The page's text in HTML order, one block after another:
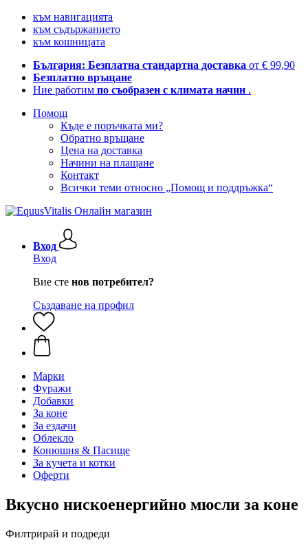
към навигацията
към съдържанието
към кошницата
България: Безплатна стандартна доставка от € 99,90
Безплатно връщане
Ние работим по съобразен с климата начин .
Помощ
Къде е поръчката ми?
Обратно връщане
Цена на доставка
Начини на плащане
Контакт
Всички теми относно „Помощ и поддръжка“
Вход
Вход
Вие сте нов потребител?
Създаване на профил
Марки
Фуражи
Добавки
За коне
За ездачи
Облекло
Конюшня & Пасище
За кучета и котки
Оферти
Вкусно нискоенергийно мюсли за коне
Филтрирай и подреди